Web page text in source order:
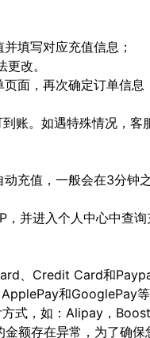
填写对应充值信息；
改。
页面，再次确定订单信息
账。如遇特殊情况，
充值，一般会在3分
，并进入个人中心中查
、Credit Card和
和GooglePay
式，如：Alipay，
额存在异常，为了确